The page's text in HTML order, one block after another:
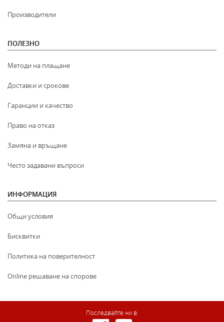
Производители
ПОЛЕЗНО
Методи на плащане
Доставки и срокове
Гаранции и качество
Право на отказ
Замяна и връщане
Често задавани въпроси
ИНФОРМАЦИЯ
Общи условия
Бисквитки
Политика на поверителност
Online решаване на спорове
Последвайте ни в: